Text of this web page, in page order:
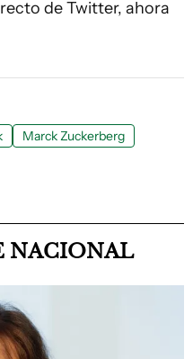
de Twitter, ahora
Marck Zuckerberg
NACIONAL